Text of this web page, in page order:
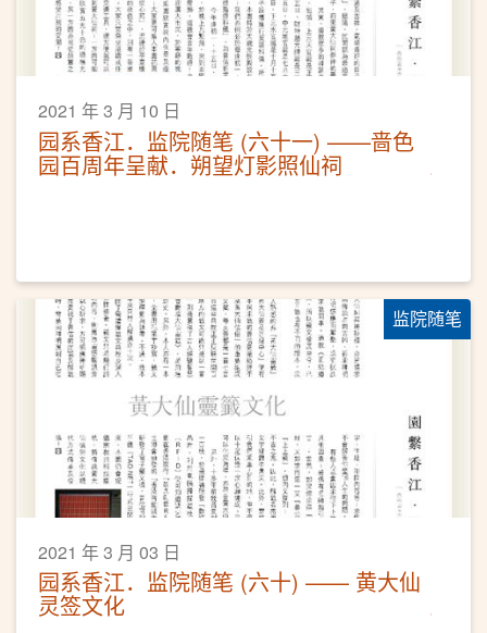
2021 年 3 月 10 日
园系香江．监院随笔 (六十一) ——啬色
园百周年呈献．朔望灯影照仙祠
监院随笔
2021 年 3 月 03 日
园系香江．监院随笔 (六十) —— 黄大仙
灵签文化